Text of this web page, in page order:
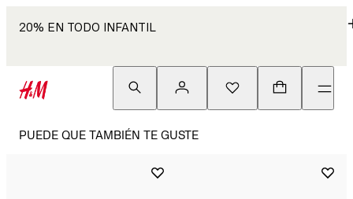
20% EN TODO INFANTIL
PUEDE QUE TAMBIÉN TE GUSTE